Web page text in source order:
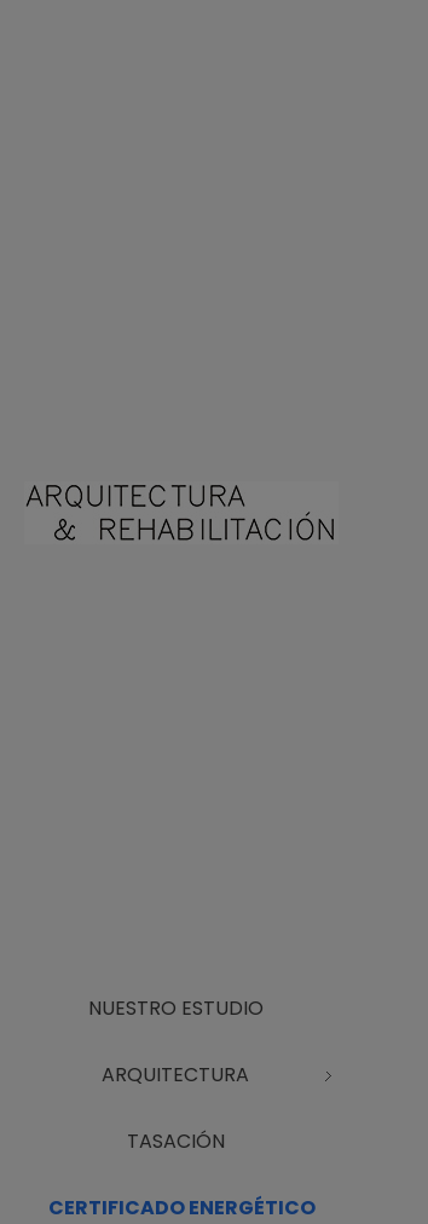
NUESTRO ESTUDIO
ARQUITECTURA
TASACIÓN
CERTIFICADO ENERGÉTICO